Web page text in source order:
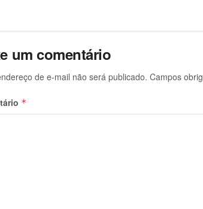
um comentário
de e-mail não será publicado. Campos
*